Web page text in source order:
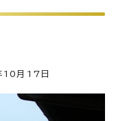
月17日